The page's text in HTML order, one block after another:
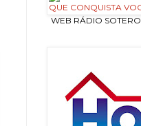
ㅤ WEB RÁDIO SOTERO